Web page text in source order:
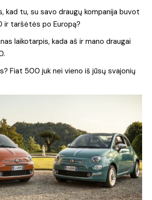
kad tu, su savo draugų kompanija buvot
ir taršėtės po Europą?
laikotarpis, kada aš ir mano draugai
Fiat 500 juk nei vieno iš jūsų svajonių